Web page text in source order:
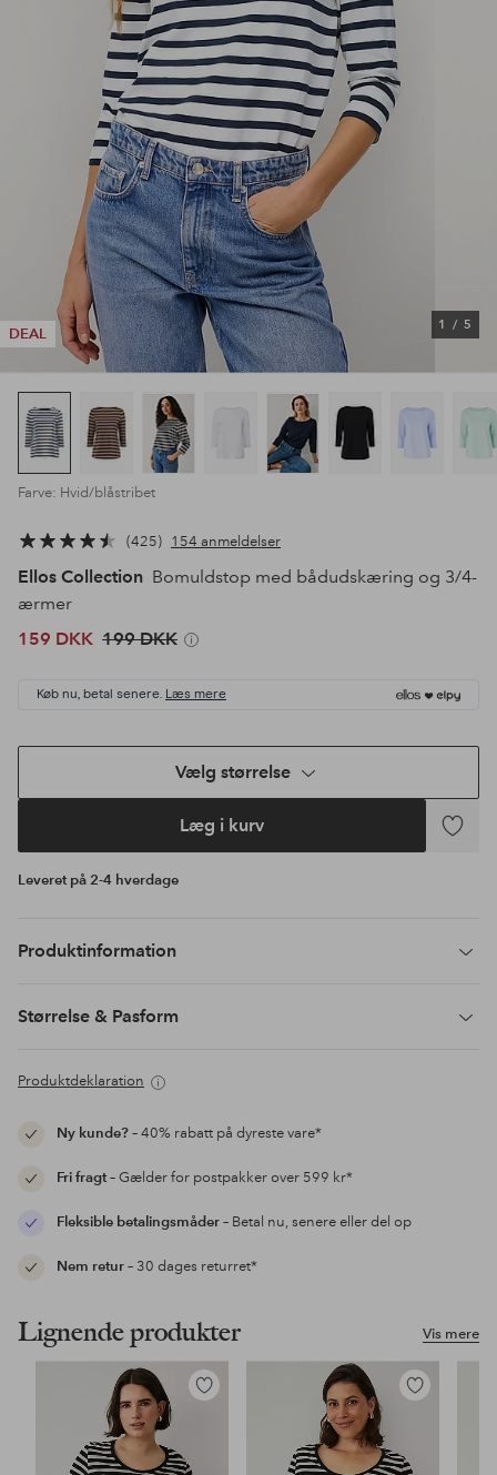
DEAL
1 / 5
Farve: Hvid/blåstribet
425 154 anmeldelser
Ellos Collection Bomuldstop med bådudskæring og 3/4-
ærmer
159 DKK 199 DKK
Køb nu, betal senere. Læs mere
Vælg størrelse
Læg i kurv
Tilføj
Leveret på 2-4 hverdage
Produktinformation
Størrelse & Pasform
Produktdeklaration
Ny kunde?– 40% rabatt på dyreste vare*
Fri fragt– Gælder for postpakker over 599 kr*
Fleksible betalingsmåder– Betal nu, senere eller del op
Nem retur– 30 dages returret*
Vis mere
Lignende produkter
Tilføj
Tilføj